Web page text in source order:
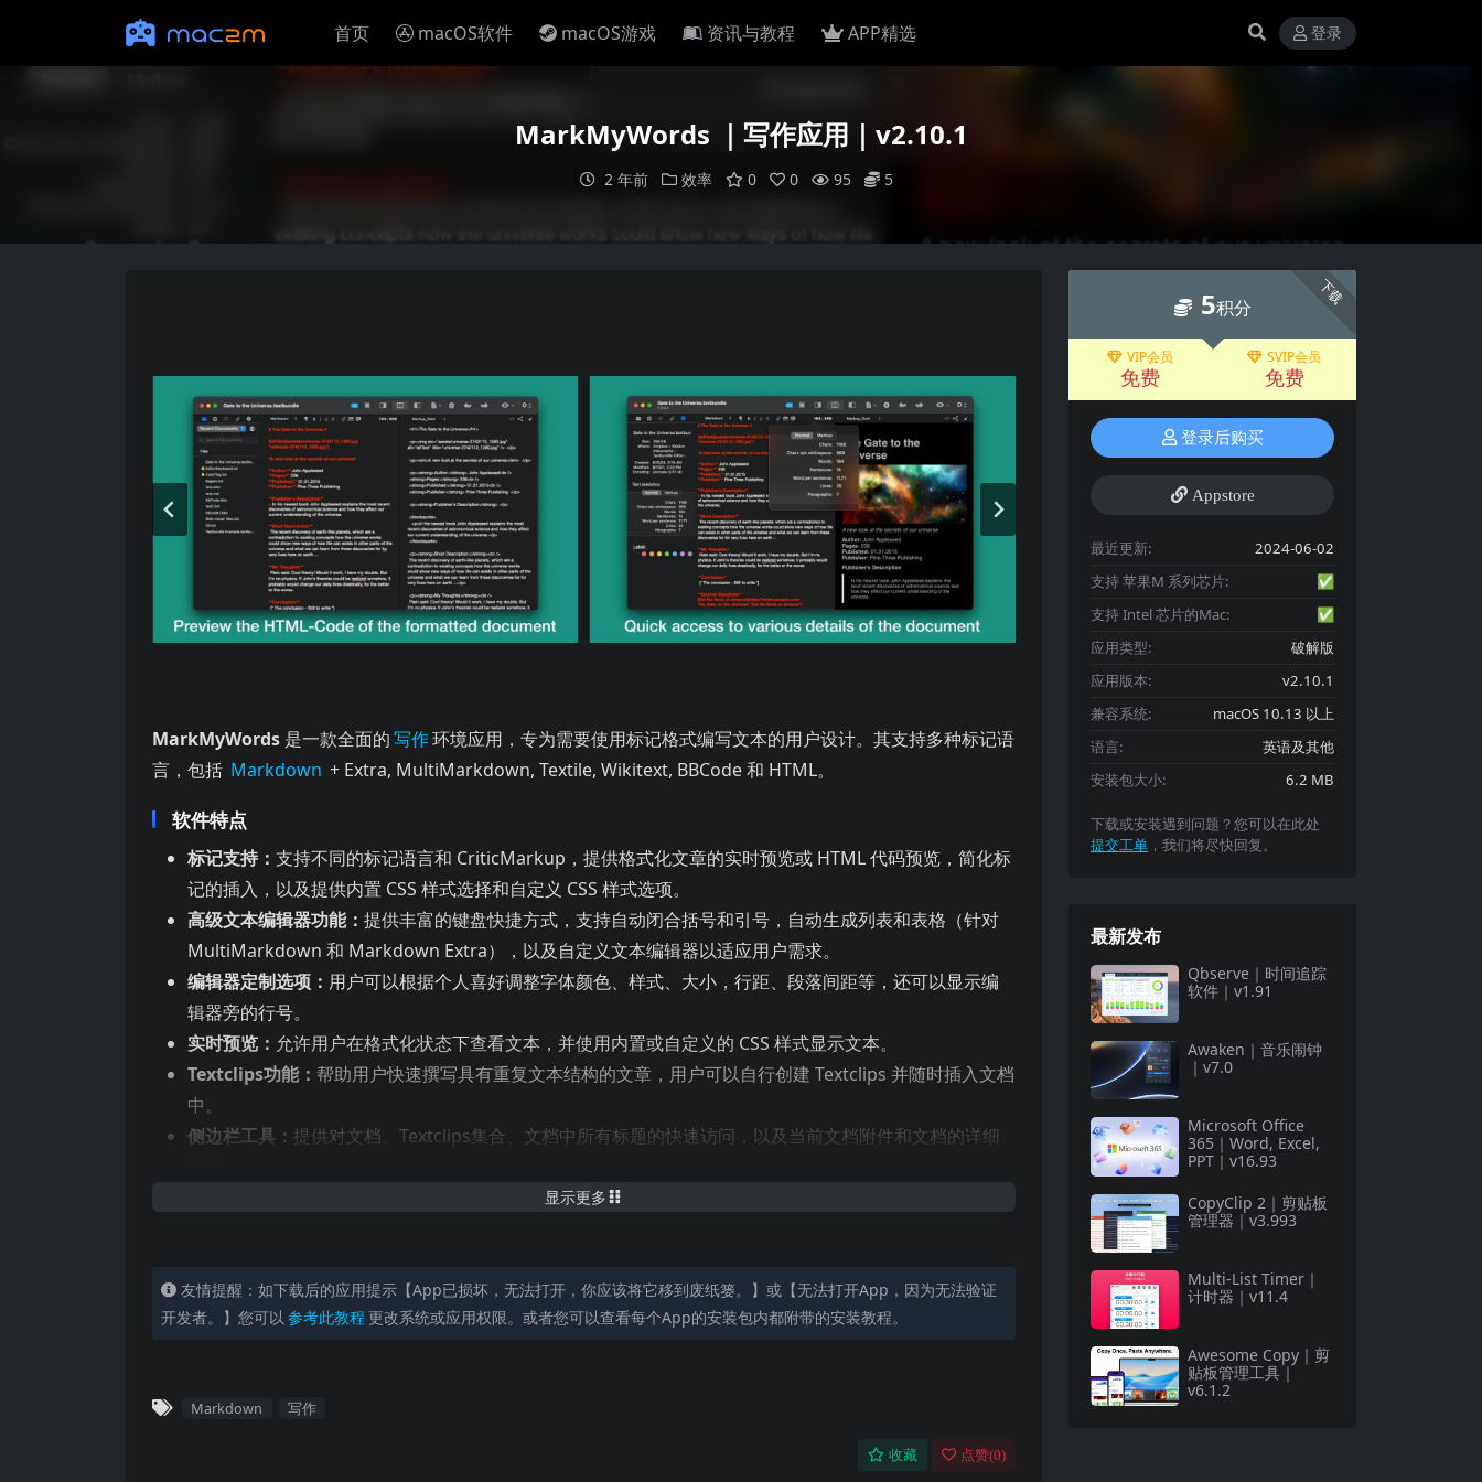
首页 macOS软件 macOS游戏 资讯与教程 APP精选 登录
MarkMyWords ｜写作应用｜v2.10.1
2 年前 效率 0 0 95 5
是一款全面的 环境应用，专为需要使用标记格式编写文本的用户设计。其支持多种标记语言，包括 + Extra, MultiMarkdown, Textile, Wikitext, BBCode 和 HTML。
MarkMyWords 是一款全面的写作环境应用，专为需要使用标记格式编写文本的用户设计。其支持多种标记语
言，包括 Markdown + Extra, MultiMarkdown, Textile, Wikitext, BBCode 和 HTML。
软件特点
标记支持： 支持不同的标记语言和 CriticMarkup，提供格式化文章的实时预览或 HTML 代码预览，简化标
记的插入，以及提供内置 CSS 样式选择和自定义 CSS 样式选项​​。
高级文本编辑器功能： 提供丰富的键盘快捷方式，支持自动闭合括号和引号，自动生成列表和表格（针对
MultiMarkdown 和 Markdown Extra），以及自定义文本编辑器以适应用户需求​​。
编辑器定制选项： 用户可以根据个人喜好调整字体颜色、样式、大小，行距、段落间距等，还可以显示编
辑器旁的行号​​。
实时预览： 允许用户在格式化状态下查看文本，并使用内置或自定义的 CSS 样式显示文本​​。
Textclips功能： 帮助用户快速撰写具有重复文本结构的文章，用户可以自行创建 Textclips 并随时插入文档
中​​。
侧边栏工具： 提供对文档、Textclips集合、文档中所有标题的快速访问，以及当前文档附件和文档的详细
隐藏所有元素，使用户能够专注于文本本身。这个模式也提供多种定制选项​​。
显示更多
友情提醒：如下载后的应用提示【App已损坏，无法打开，你应该将它移到废纸篓。】或【无法打开App，因为无法验证
开发者。】您可以 参考此教程 更改系统或应用权限。或者您可以查看每个App的安装包内都附带的安装教程。
Markdown 写作
收藏 点赞(0)
下载
5积分
VIP会员
免费
SVIP会员
免费
登录后购买
Appstore
最近更新:
2024-06-02
支持 苹果M 系列芯片:
✅
支持 Intel 芯片的Mac:
✅
应用类型:
破解版
应用版本:
v2.10.1
兼容系统:
macOS 10.13 以上
语言:
英语及其他
安装包大小:
6.2 MB
下载或安装遇到问题？您可以在此处
提交工单 ，我们将尽快回复。
最新发布
Qbserve｜时间追踪
软件｜v1.91
Awaken｜音乐闹钟
｜v7.0
Microsoft Office
365｜Word, Excel,
PPT｜v16.93
CopyClip 2｜剪贴板
管理器｜v3.993
Multi-List Timer｜
计时器｜v11.4
Awesome Copy｜剪
贴板管理工具｜
v6.1.2